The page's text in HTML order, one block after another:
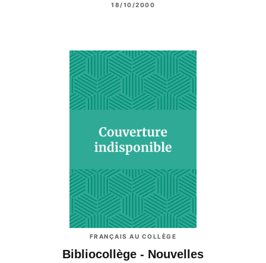
18/10/2000
FRANÇAIS AU COLLÈGE
Bibliocollège - Nouvelles